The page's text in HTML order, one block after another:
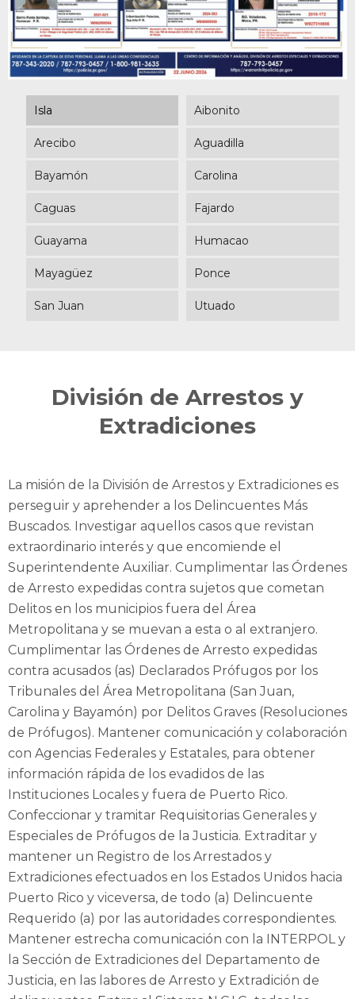
Isla Aibonito
Arecibo Aguadilla
Bayamón Carolina
Caguas Fajardo
Guayama Humacao
Mayagüez Ponce
San Juan Utuado
División de Arrestos y
Extradiciones
La misión de la División de Arrestos y Extradiciones es
perseguir y aprehender a los Delincuentes Más
Buscados. Investigar aquellos casos que revistan
extraordinario interés y que encomiende el
Superintendente Auxiliar. Cumplimentar las Órdenes
de Arresto expedidas contra sujetos que cometan
Delitos en los municipios fuera del Área
Metropolitana y se muevan a esta o al extranjero.
Cumplimentar las Órdenes de Arresto expedidas
contra acusados (as) Declarados Prófugos por los
Tribunales del Área Metropolitana (San Juan,
Carolina y Bayamón) por Delitos Graves (Resoluciones
de Prófugos). Mantener comunicación y colaboración
con Agencias Federales y Estatales, para obtener
información rápida de los evadidos de las
Instituciones Locales y fuera de Puerto Rico.
Confeccionar y tramitar Requisitorias Generales y
Especiales de Prófugos de la Justicia. Extraditar y
mantener un Registro de los Arrestados y
Extradiciones efectuados en los Estados Unidos hacia
Puerto Rico y viceversa, de todo (a) Delincuente
Requerido (a) por las autoridades correspondientes.
Mantener estrecha comunicación con la INTERPOL y
la Sección de Extradiciones del Departamento de
Justicia, en las labores de Arresto y Extradición de